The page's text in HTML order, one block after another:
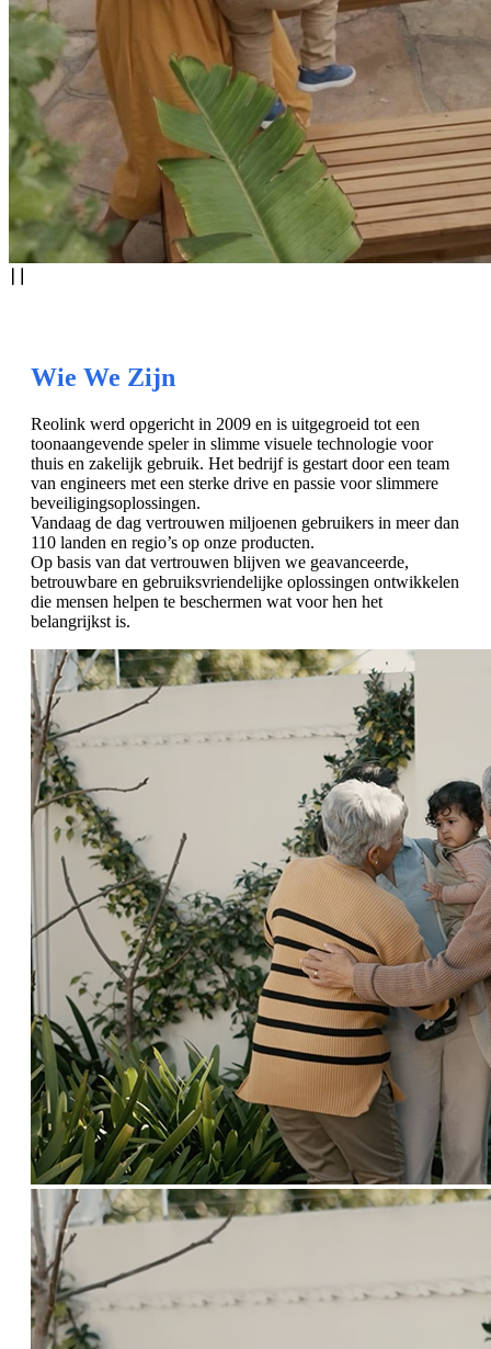
Wie We Zijn
Reolink werd opgericht in 2009 en is uitgegroeid tot een
toonaangevende speler in slimme visuele technologie voor
thuis en zakelijk gebruik. Het bedrijf is gestart door een team
van engineers met een sterke drive en passie voor slimmere
beveiligingsoplossingen.
Vandaag de dag vertrouwen miljoenen gebruikers in meer dan
110 landen en regio’s op onze producten.
Op basis van dat vertrouwen blijven we geavanceerde,
betrouwbare en gebruiksvriendelijke oplossingen ontwikkelen
die mensen helpen te beschermen wat voor hen het
belangrijkst is.